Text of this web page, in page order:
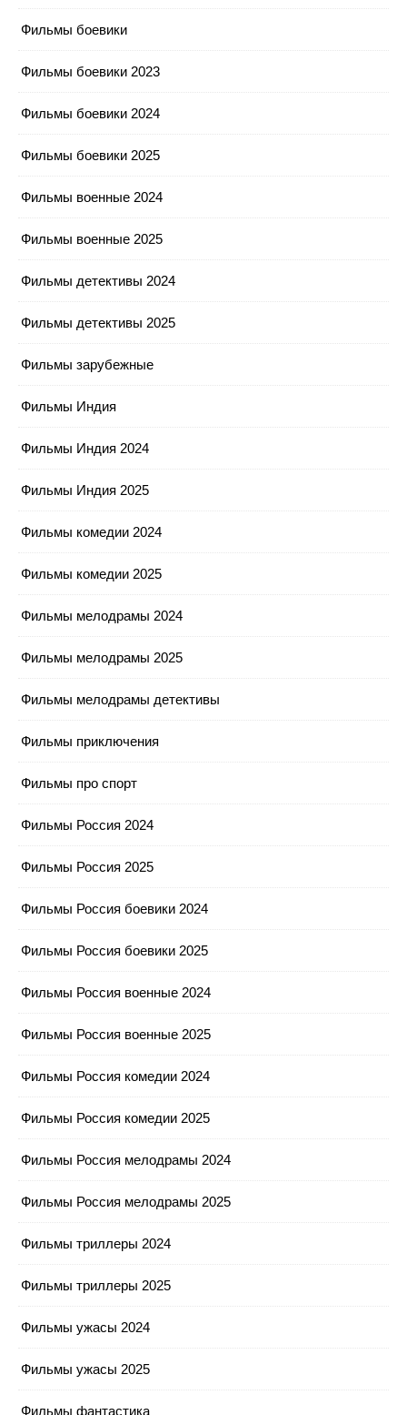
Фильмы боевики
Фильмы боевики 2023
Фильмы боевики 2024
Фильмы боевики 2025
Фильмы военные 2024
Фильмы военные 2025
Фильмы детективы 2024
Фильмы детективы 2025
Фильмы зарубежные
Фильмы Индия
Фильмы Индия 2024
Фильмы Индия 2025
Фильмы комедии 2024
Фильмы комедии 2025
Фильмы мелодрамы 2024
Фильмы мелодрамы 2025
Фильмы мелодрамы детективы
Фильмы приключения
Фильмы про спорт
Фильмы Россия 2024
Фильмы Россия 2025
Фильмы Россия боевики 2024
Фильмы Россия боевики 2025
Фильмы Россия военные 2024
Фильмы Россия военные 2025
Фильмы Россия комедии 2024
Фильмы Россия комедии 2025
Фильмы Россия мелодрамы 2024
Фильмы Россия мелодрамы 2025
Фильмы триллеры 2024
Фильмы триллеры 2025
Фильмы ужасы 2024
Фильмы ужасы 2025
Фильмы фантастика